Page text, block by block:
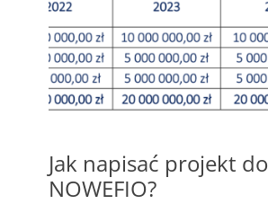
Jak napisać projekt do
NOWEFIO?